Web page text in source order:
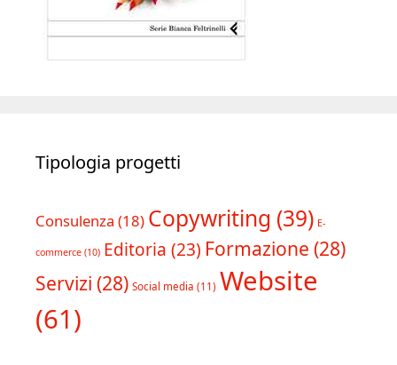
Tipologia progetti
Consulenza (18) Copywriting (39) E-
commerce (10) Editoria (23) Formazione (28)
Servizi (28) Social media (11) Website
(61)